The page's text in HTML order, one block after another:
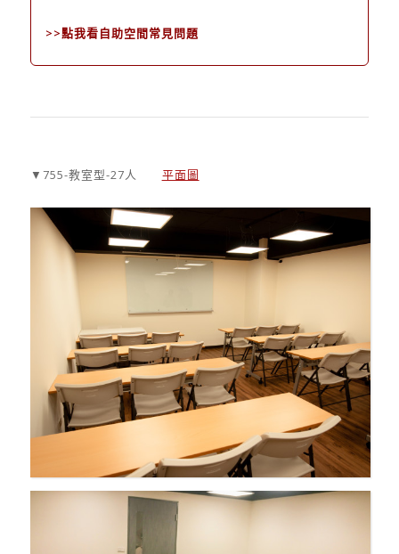
>>點我看自助空間常見問題
▼755-教室型-27人 平面圖